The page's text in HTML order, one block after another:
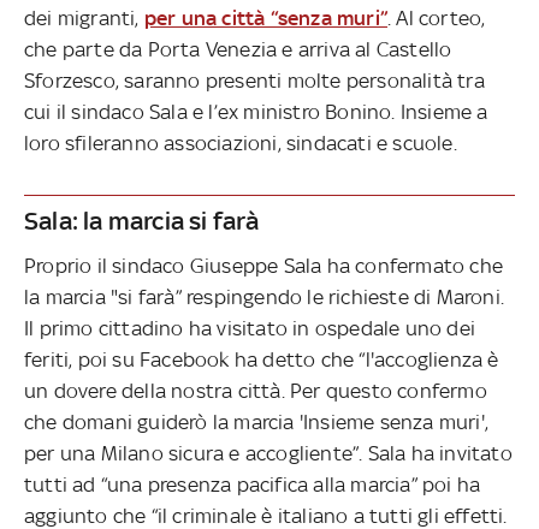
dei migranti, per una città “senza muri” . Al corteo,
che parte da Porta Venezia e arriva al Castello
Sforzesco, saranno presenti molte personalità tra
cui il sindaco Sala e l’ex ministro Bonino. Insieme a
loro sfileranno associazioni, sindacati e scuole.
Sala: la marcia si farà
Proprio il sindaco Giuseppe Sala ha confermato che
la marcia "si farà” respingendo le richieste di Maroni.
Il primo cittadino ha visitato in ospedale uno dei
feriti, poi su Facebook ha detto che “l'accoglienza è
un dovere della nostra città. Per questo confermo
che domani guiderò la marcia 'Insieme senza muri',
per una Milano sicura e accogliente”. Sala ha invitato
tutti ad “una presenza pacifica alla marcia” poi ha
aggiunto che “il criminale è italiano a tutti gli effetti.